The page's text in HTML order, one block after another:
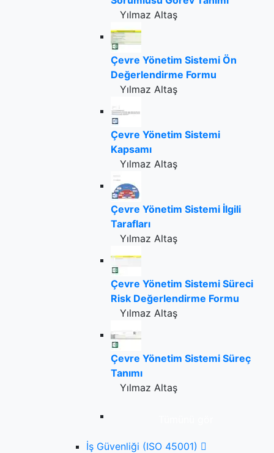
Yılmaz Altaş
Çevre Yönetim Sistemi Ön
Değerlendirme Formu
Yılmaz Altaş
Çevre Yönetim Sistemi
Kapsamı
Yılmaz Altaş
Çevre Yönetim Sistemi İlgili
Tarafları
Yılmaz Altaş
Çevre Yönetim Sistemi Süreci
Risk Değerlendirme Formu
Yılmaz Altaş
Çevre Yönetim Sistemi Süreç
Tanımı
Yılmaz Altaş
İş Güvenliği (ISO 45001)